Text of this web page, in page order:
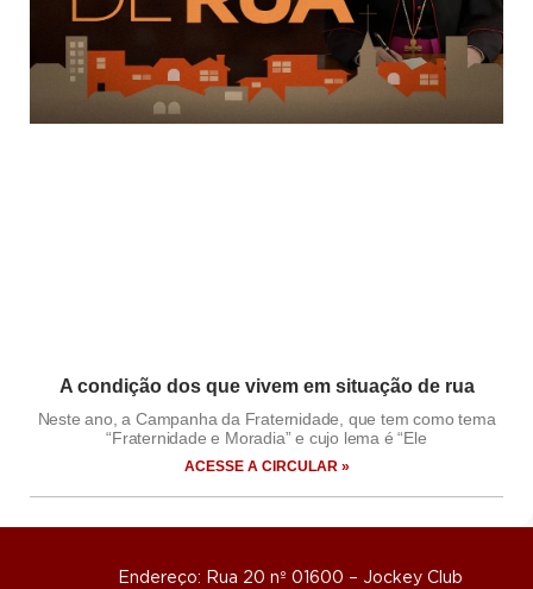
A condição dos que vivem em situação de rua
Neste ano, a Campanha da Fraternidade, que tem como tema
“Fraternidade e Moradia” e cujo lema é “Ele
ACESSE A CIRCULAR »
Endereço: Rua 20 nº 01600 – Jockey Club